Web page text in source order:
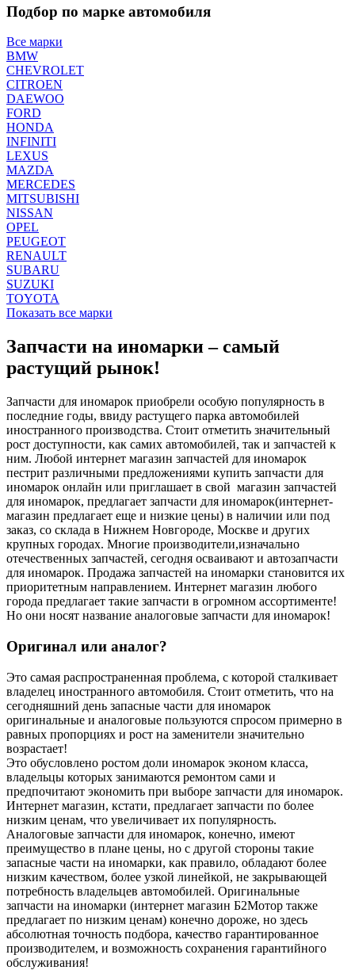
Подбор по марке автомобиля
Все марки
BMW
CHEVROLET
CITROEN
DAEWOO
FORD
HONDA
INFINITI
LEXUS
MAZDA
MERCEDES
MITSUBISHI
NISSAN
OPEL
PEUGEOT
RENAULT
SUBARU
SUZUKI
TOYOTA
Показать все марки
Запчасти на иномарки – самый
растущий рынок!
Запчасти для иномарок приобрели особую популярность в
последние годы, ввиду растущего парка автомобилей
иностранного производства. Стоит отметить значительный
рост доступности, как самих автомобилей, так и запчастей к
ним. Любой интернет магазин запчастей для иномарок
пестрит различными предложениями купить запчасти для
иномарок онлайн или приглашает в свой магазин запчастей
для иномарок, предлагает запчасти для иномарок(интернет-
магазин предлагает еще и низкие цены) в наличии или под
заказ, со склада в Нижнем Новгороде, Москве и других
крупных городах. Многие производители,изначально
отечественных запчастей, сегодня осваивают и автозапчасти
для иномарок. Продажа запчастей на иномарки становится их
приоритетным направлением. Интернет магазин любого
города предлагает такие запчасти в огромном ассортименте!
Но они носят название аналоговые запчасти для иномарок!
Оригинал или аналог?
Это самая распространенная проблема, с которой сталкивает
владелец иностранного автомобиля. Стоит отметить, что на
сегодняшний день запасные части для иномарок
оригинальные и аналоговые пользуются спросом примерно в
равных пропорциях и рост на заменители значительно
возрастает!
Это обусловлено ростом доли иномарок эконом класса,
владельцы которых занимаются ремонтом сами и
предпочитают экономить при выборе запчасти для иномарок.
Интернет магазин, кстати, предлагает запчасти по более
низким ценам, что увеличивает их популярность.
Аналоговые запчасти для иномарок, конечно, имеют
преимущество в плане цены, но с другой стороны такие
запасные части на иномарки, как правило, обладают более
низким качеством, более узкой линейкой, не закрывающей
потребность владельцев автомобилей. Оригинальные
запчасти на иномарки (интернет магазин Б2Мотор также
предлагает по низким ценам) конечно дороже, но здесь
абсолютная точность подбора, качество гарантированное
производителем, и возможность сохранения гарантийного
обслуживания!